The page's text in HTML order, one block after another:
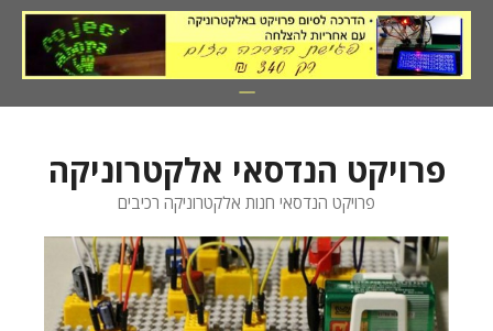
לדלג
לתוכן
פרויקט הנדסאי אלקטרוניקה
פרויקט הנדסאי חנות אלקטרוניקה רכיבים